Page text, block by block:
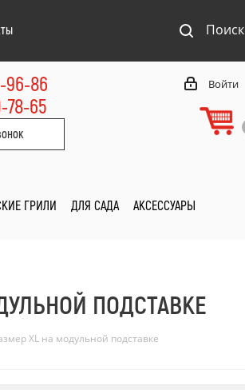
Поиск
96-86
78-65
Войти
ГРИЛИ ДЛЯ САДА АКСЕССУАРЫ
ПОДСТАВКЕ
XL на модульной подставке